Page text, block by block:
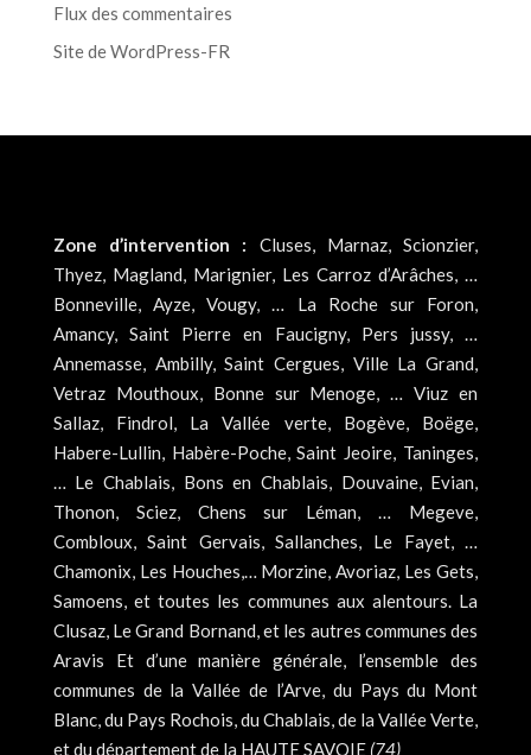
Flux des commentaires
Site de WordPress-FR
Zone d’intervention : Cluses, Marnaz, Scionzier,
Thyez, Magland, Marignier, Les Carroz d’Arâches, …
Bonneville, Ayze, Vougy, … La Roche sur Foron,
Amancy, Saint Pierre en Faucigny, Pers jussy, …
Annemasse, Ambilly, Saint Cergues, Ville La Grand,
Vetraz Mouthoux, Bonne sur Menoge, … Viuz en
Sallaz, Findrol, La Vallée verte, Bogève, Boëge,
Habere-Lullin, Habère-Poche, Saint Jeoire, Taninges,
… Le Chablais, Bons en Chablais, Douvaine, Evian,
Thonon, Sciez, Chens sur Léman, … Megeve,
Combloux, Saint Gervais, Sallanches, Le Fayet, …
Chamonix, Les Houches,… Morzine, Avoriaz, Les Gets,
Samoens, et toutes les communes aux alentours. La
Clusaz, Le Grand Bornand, et les autres communes des
Aravis Et d’une manière générale, l’ensemble des
communes de la Vallée de l’Arve, du Pays du Mont
Blanc, du Pays Rochois, du Chablais, de la Vallée Verte,
et du département de la HAUTE SAVOIE (74)